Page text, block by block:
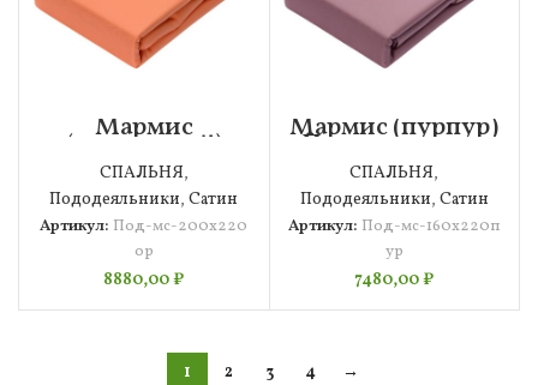
Мармис
(оранжевый)
Пододеяльник
200х220
СПАЛЬНЯ,
Пододеяльники,Сатин
Артикул: Под-мс-200х220
ор
8880,00₽
Мармис (пурпур)
Пододеяльник
160х220
СПАЛЬНЯ,
Пододеяльники, Сатин
Артикул: Под-мс-160х220п
ур
7480,00₽
1 2 3 4 →